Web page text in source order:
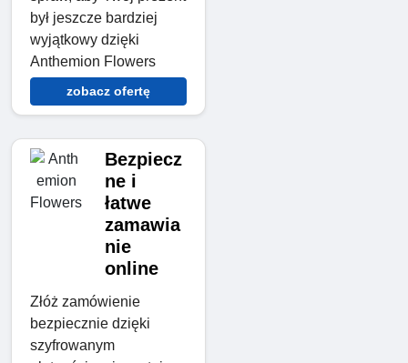
był jeszcze bardziej
wyjątkowy dzięki
Anthemion Flowers
zobacz ofertę
Bezpiecz
ne i
łatwe
zamawia
nie
online
Złóż zamówienie
bezpiecznie dzięki
szyfrowanym